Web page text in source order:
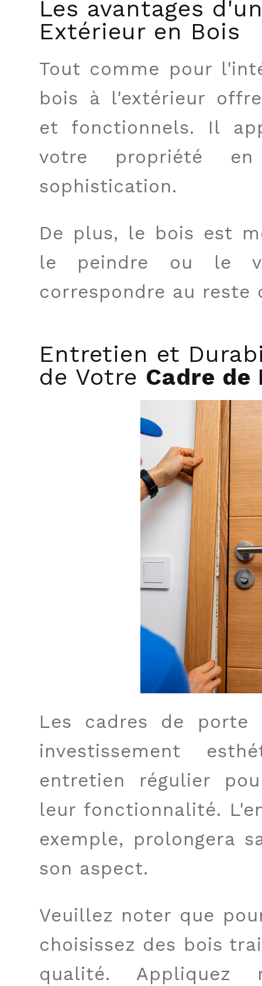
Les avantages
Extérieur en Bois
Tout comme pour
bois à l'extérieur
et fonctionnels. Il
votre propriété
sophistication.
De plus, le bois est
le peindre ou le
correspondre au reste
Entretien et
de Votre Cadre de
Les cadres de porte
investissement
entretien régulier
leur fonctionnalité.
exemple, prolongera
son aspect.
Veuillez noter que
choisissez des bois
qualité. Appliquez